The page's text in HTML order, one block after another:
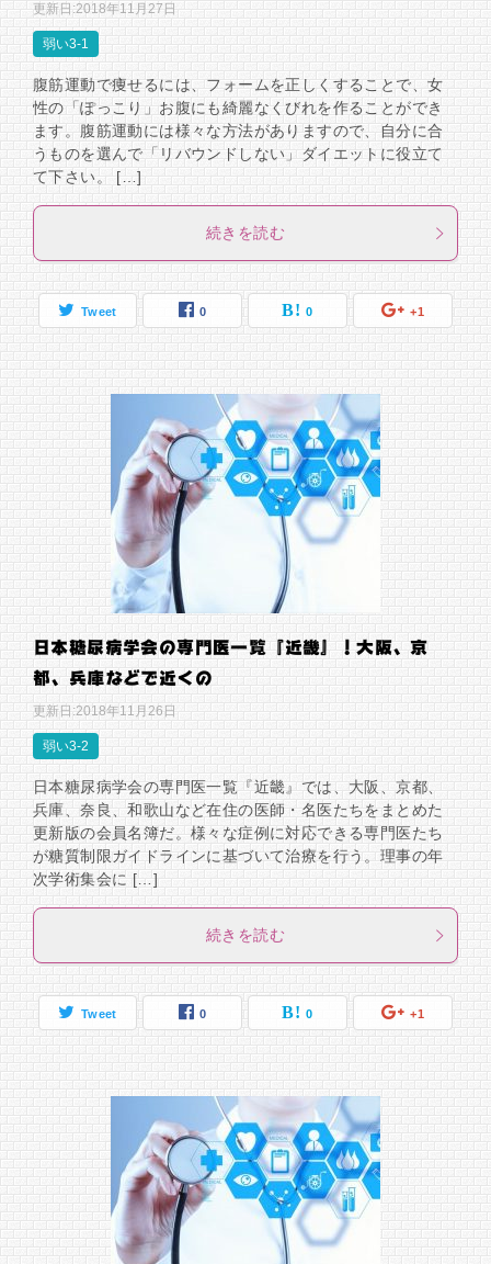
更新日:2018年11月27日
弱い3-1
腹筋運動で痩せるには、フォームを正しくすることで、女
性の「ぽっこり」お腹にも綺麗なくびれを作ることができ
ます。腹筋運動には様々な方法がありますので、自分に合
うものを選んで「リバウンドしない」ダイエットに役立て
て下さい。 […]
続きを読む
Tweet 0 0 +1
日本糖尿病学会の専門医一覧『近畿』！大阪、京
都、兵庫などで近くの
更新日:2018年11月26日
弱い3-2
日本糖尿病学会の専門医一覧『近畿』では、大阪、京都、
兵庫、奈良、和歌山など在住の医師・名医たちをまとめた
更新版の会員名簿だ。様々な症例に対応できる専門医たち
が糖質制限ガイドラインに基づいて治療を行う。理事の年
次学術集会に […]
続きを読む
Tweet 0 0 +1